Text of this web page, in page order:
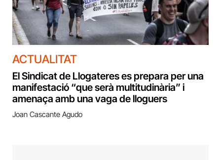
ACTUALITAT
El Sindicat de Llogateres es prepara per una
manifestació “que serà multitudinària” i
amenaça amb una vaga de lloguers
Joan Cascante Agudo